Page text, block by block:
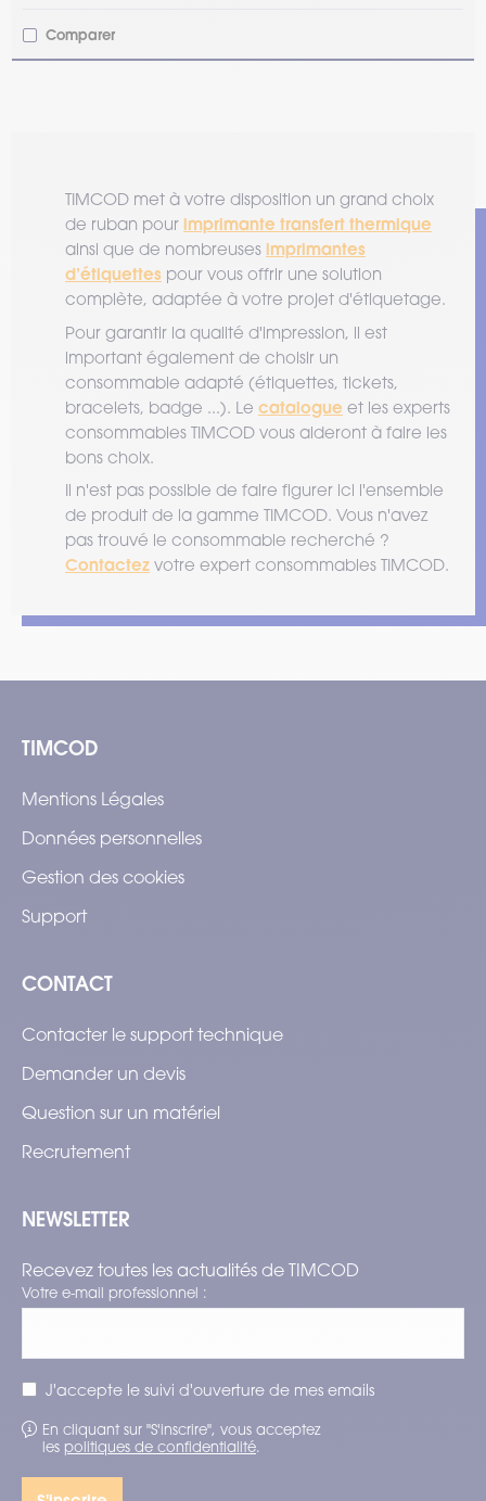
Comparer
TIMCOD met à votre disposition un grand choix
de ruban pour imprimante transfert thermique
ainsi que de nombreuses imprimantes
d’étiquettes pour vous offrir une solution
complète, adaptée à votre projet d'étiquetage.
Pour garantir la qualité d'impression, il est
important également de choisir un
consommable adapté (étiquettes, tickets,
bracelets, badge ...). Le catalogue et les experts
consommables TIMCOD vous aideront à faire les
bons choix.
Il n'est pas possible de faire figurer ici l'ensemble
de produit de la gamme TIMCOD. Vous n'avez
pas trouvé le consommable recherché ?
Contactez votre expert consommables TIMCOD.
TIMCOD
Mentions Légales
Données personnelles
Gestion des cookies
Support
CONTACT
Contacter le support technique
Demander un devis
Question sur un matériel
Recrutement
NEWSLETTER
Recevez toutes les actualités de TIMCOD
Votre e-mail professionnel :
J'accepte le suivi d'ouverture de mes emails
En cliquant sur "S'inscrire", vous acceptez
les politiques de confidentialité.